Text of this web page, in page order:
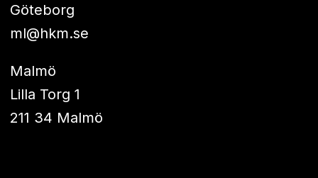
Göteborg
ml@hkm.se
Malmö
Lilla Torg 1
211 34 Malmö